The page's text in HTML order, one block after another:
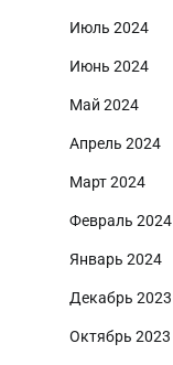
Июль 2024
Июнь 2024
Май 2024
Апрель 2024
Март 2024
Февраль 2024
Январь 2024
Декабрь 2023
Октябрь 2023